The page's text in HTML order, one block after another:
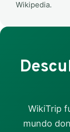
Wikipedia.
WikiTrip
mundo